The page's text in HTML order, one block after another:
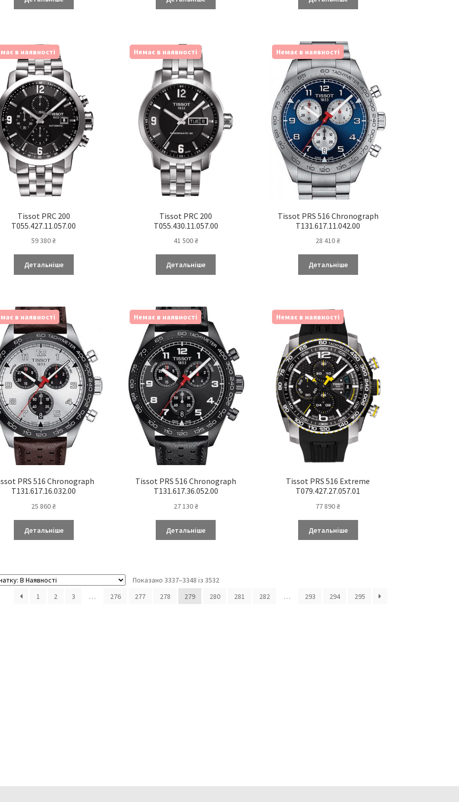
в наявності
Tissot PRC 200
T055.427.11.057.00
59 380₴
Детальніше
Немає в наявності
Tissot PRC 200
T055.430.11.057.00
41 500₴
Детальніше
Немає в наявності
Tissot PRS 516 Chronograph
T131.617.11.042.00
28 410₴
Детальніше
в наявності
PRS 516 Chronograph
T131.617.16.032.00
25 860₴
Детальніше
Немає в наявності
Tissot PRS 516 Chronograph
T131.617.36.052.00
27 130₴
Детальніше
Немає в наявності
Tissot PRS 516 Extreme
T079.427.27.057.01
77 890₴
Детальніше
Показано 3337–3348 із 3532
1
2 3 … 276 277 278 279 280 281 282 … 293 294 295